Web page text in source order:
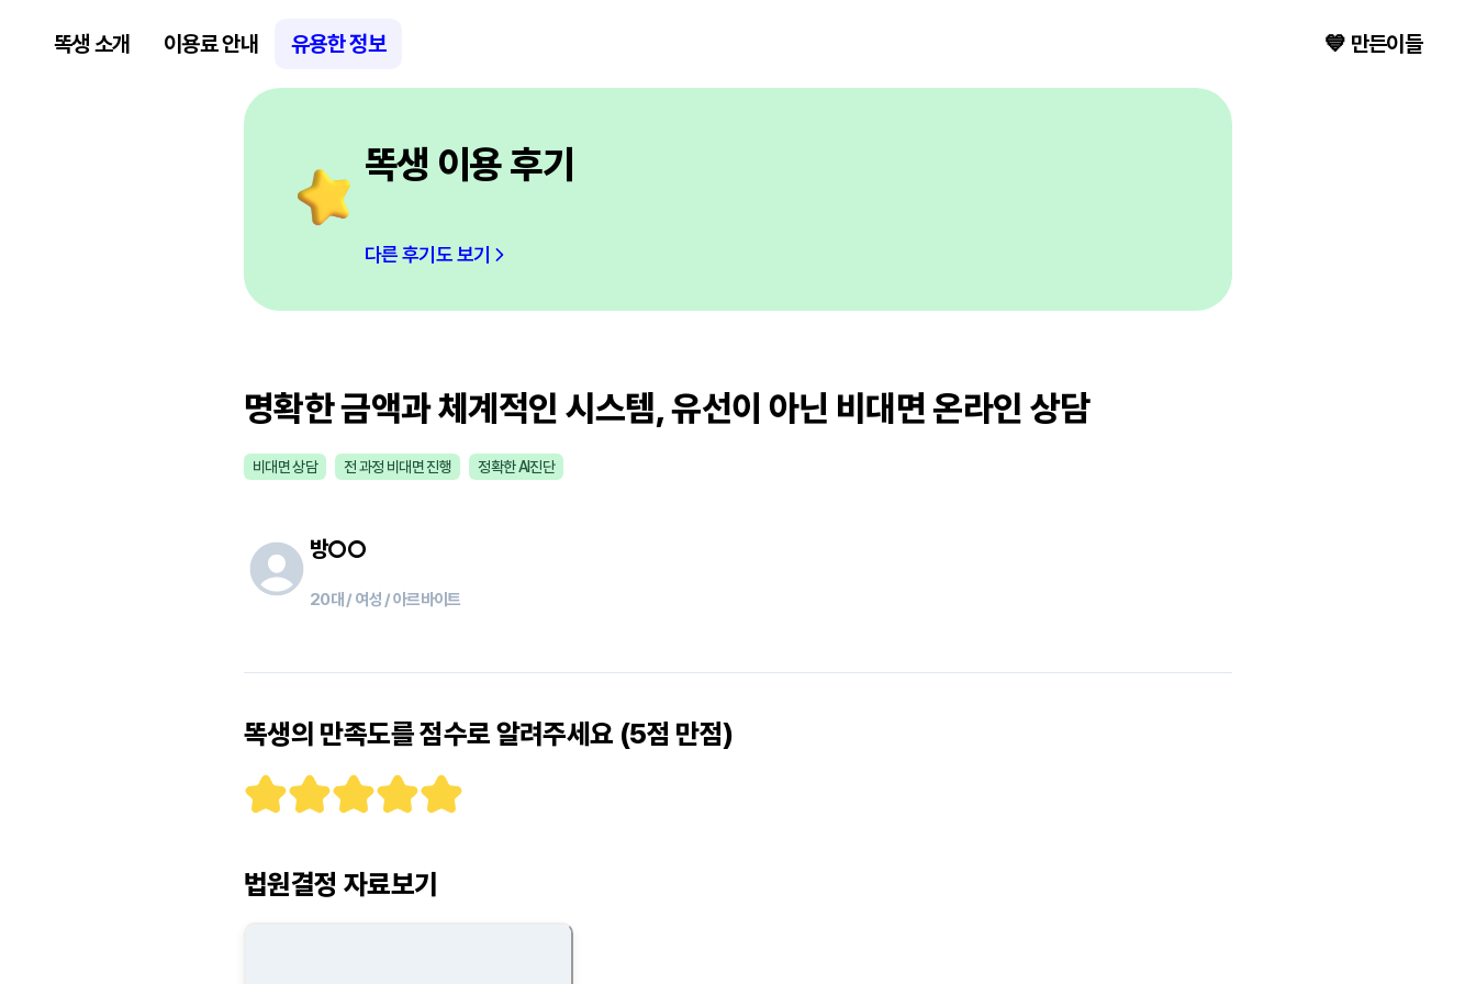
똑생 소개 이용료 안내 유용한 정보 💙 만든이들
똑생 이용 후기
다른 후기도 보기
명확한 금액과 체계적인 시스템, 유선이 아닌 비대면 온라인 상담
비대면 상담 전 과정 비대면 진행 정확한 AI진단
방○○
20대 / 여성 / 아르바이트
똑생의 만족도를 점수로 알려주세요 (5점 만점)
법원결정 자료보기